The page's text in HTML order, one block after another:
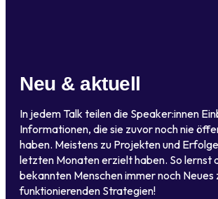
Neu & aktuell
In jedem Talk teilen die Speaker:innen
Informationen, die sie zuvor noch nie
haben. Meistens zu Projekten und
letzten Monaten erzielt haben. So lernst
bekannten Menschen immer noch Neues
funktionierenden Strategien!